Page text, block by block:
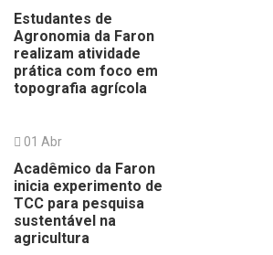
Estudantes de
Agronomia da Faron
realizam atividade
prática com foco em
topografia agrícola
01 Abr
Acadêmico da Faron
inicia experimento de
TCC para pesquisa
sustentável na
agricultura